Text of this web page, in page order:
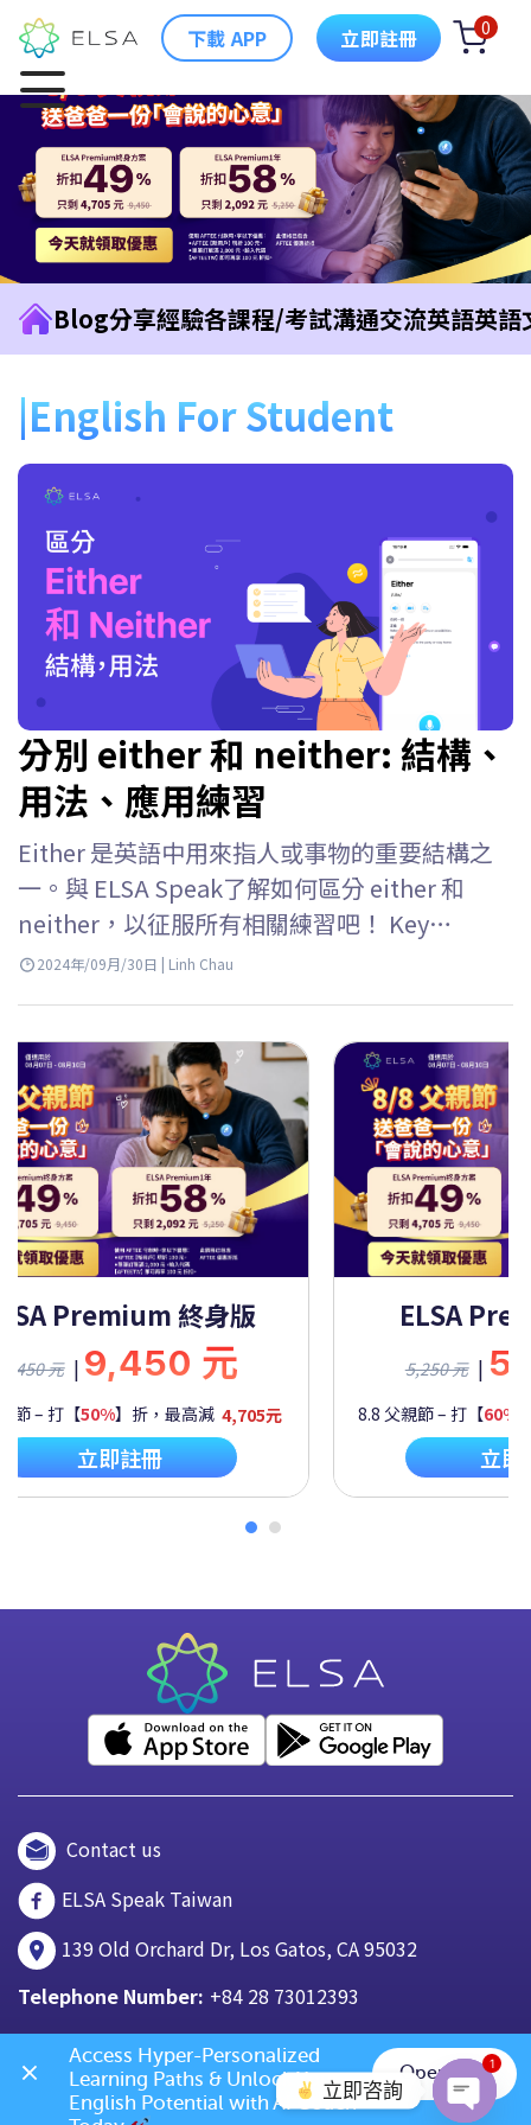
下載 APP 立即註冊 0
Blog分享經驗各課程/考試溝通交流英語英語
English For Student
分別 either 和 neither: 結構、
用法、應用練習
Either 是英語中用來指人或事物的重要結構之
一。與 ELSA Speak了解如何區分 either 和
neither，以征服所有相關練習吧！ Key
takeaways Either 用於指示兩種可能發生的選
2024年/09月/30日 | Linh Chau
Premium 終身版
9,450 元 | 9,450 元
節 – 打【50%】折，最高減 4,705元
立即註冊
ELSA
5,250 元 |
8.8 父親節 – 打【60%
立即
Contact us
ELSA Speak Taiwan
139 Old Orchard Dr, Los Gatos, CA 95032
Telephone Number: +84 28 73012393
立即咨詢
1
Access Hyper-Personalized
Learning Paths & Unlock Your
English Potential with AI Coach
Open App